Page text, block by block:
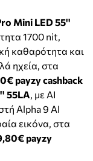
Mini LED 55''
1700 nit,
καθαρότητα και
ηχεία, στα
payzy cashback
55LA, με ΑΙ
Alpha 9 AI
εικόνα, στα
payzy